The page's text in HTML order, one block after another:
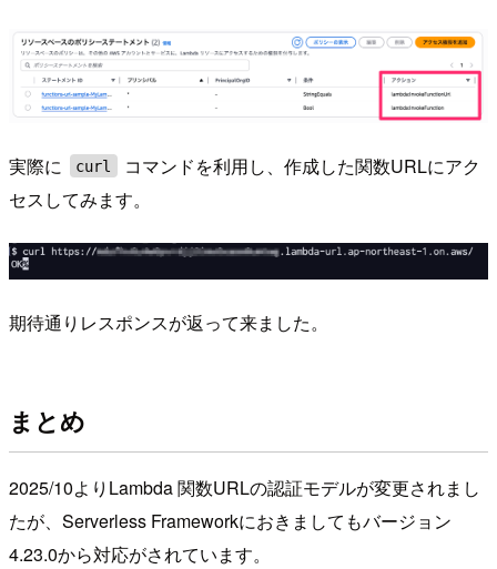
実際に curl
コマンドを利用し、作成した関数URLにアク
セスしてみます。
期待通りレスポンスが返って来ました。
まとめ
2025/10よりLambda 関数URLの認証モデルが変更されまし
たが、Serverless Frameworkにおきましてもバージョン
4.23.0から対応がされています。